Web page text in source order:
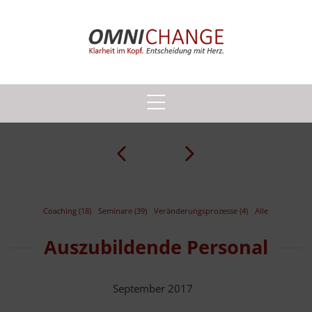
Prev Next
Coaching (18) Seminare (39) Veränderungsprozesse (4) Alle
Auszubildende Personal
September 2017